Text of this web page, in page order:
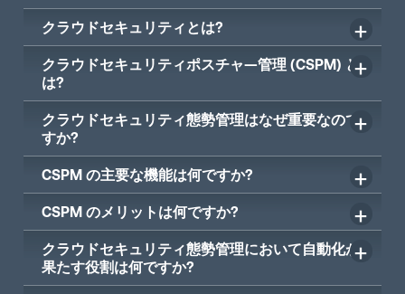
クラウドセキュリティとは?
クラウドセキュリティポスチャ―管理 (CSPM) と
は?
クラウドセキュリティ態勢管理はなぜ重要なので
すか?
CSPM の主要な機能は何ですか?
CSPM のメリットは何ですか?
クラウドセキュリティ態勢管理において自動化が
果たす役割は何ですか?